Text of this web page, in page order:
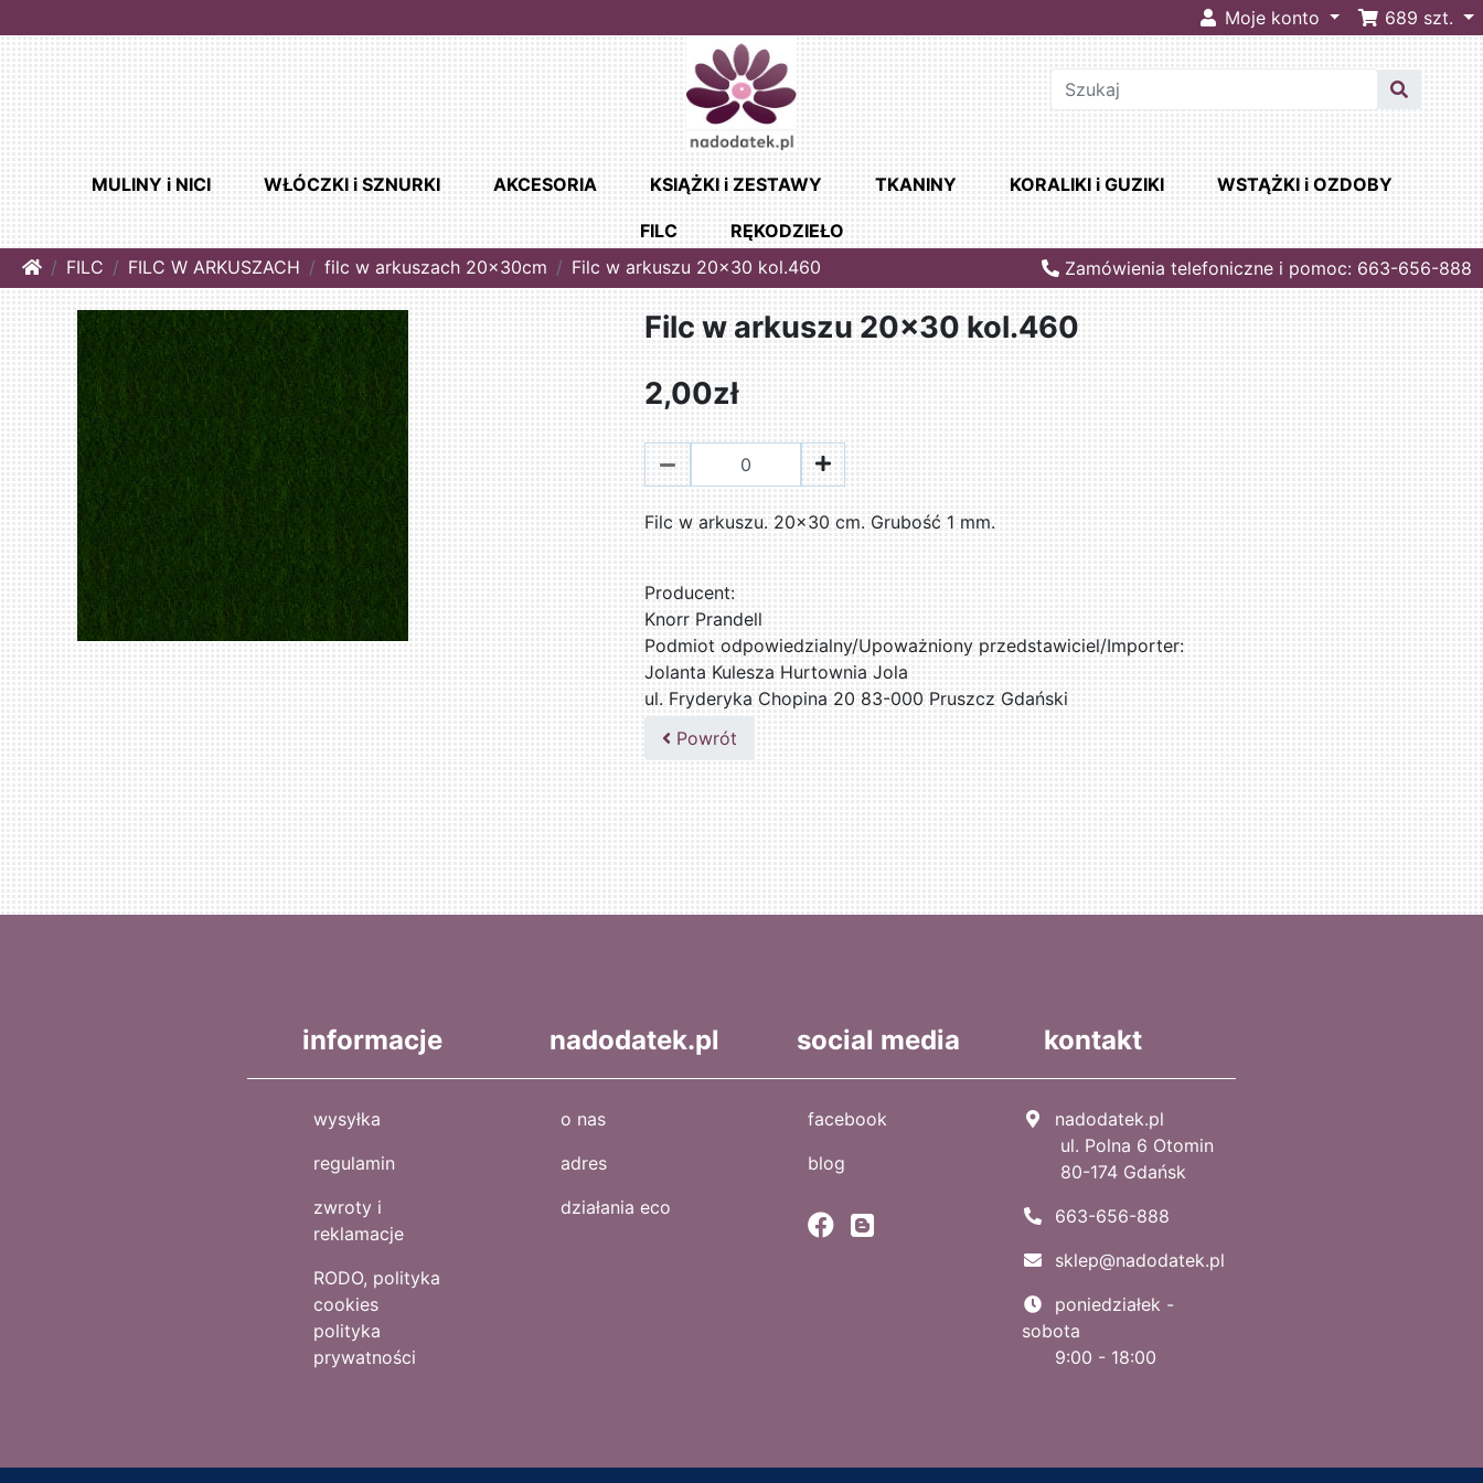
Moje konto 689 szt.
MULINY i NICI WŁÓCZKI i SZNURKI AKCESORIA KSIĄŻKI i ZESTAWY TKANINY KORALIKI i GUZIKI WSTĄŻKI i OZDOBY
FILC
RĘKODZIEŁO
Home
FILC FILC W ARKUSZACH filc w arkuszach 20x30cm Filc w arkuszu 20x30 kol.460 Zamówienia telefoniczne i pomoc: 663-656-888
Filc w arkuszu 20x30 kol.460
2,00zł
Filc w arkuszu. 20x30 cm. Grubość 1 mm.
Producent:
Knorr Prandell
Podmiot odpowiedzialny/Upoważniony przedstawiciel/Importer:
Jolanta Kulesza Hurtownia Jola
ul. Fryderyka Chopina 20 83-000 Pruszcz Gdański
502047435
Powrót
informacje
wysyłka
regulamin
zwroty i
reklamacje
RODO, polityka
cookies
polityka
prywatności
nadodatek.pl
o nas
adres
działania eco
social media
facebook
blog
kontakt
nadodatek.pl
ul. Polna 6 Otomin
80-174 Gdańsk
663-656-888
sklep@nadodatek.pl
poniedziałek -
sobota
9:00 - 18:00